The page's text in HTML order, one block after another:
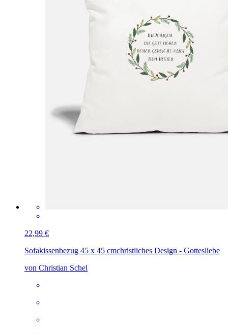
22,99 €
Sofakissenbezug 45 x 45 cmchristliches Design - Gottesliebe
von Christian Schel